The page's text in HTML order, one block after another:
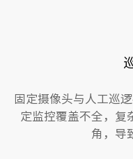
固定摄像头与人工巡
定监控覆盖不全，复
角，导